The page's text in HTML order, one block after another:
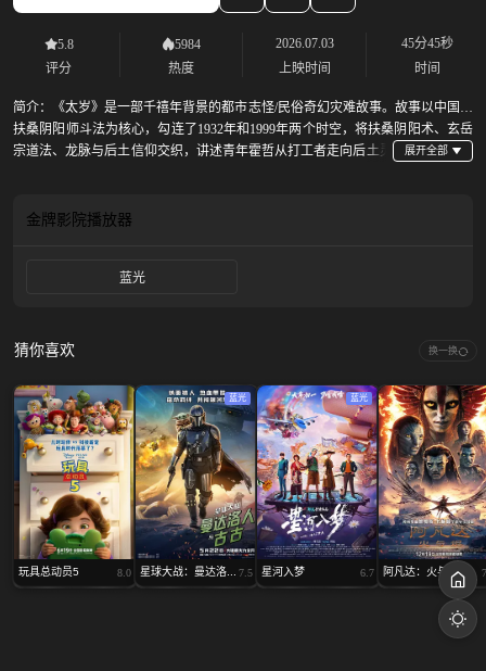
5.8
评分
5984
热度
2026.07.03
上映时间
45分45秒
时间
简介：
《太岁》是一部千禧年背景的都市志怪/民俗奇幻灾难故事。故事以中国和
扶桑阴阳师斗法为核心，勾连了1932年和1999年两个时空，将扶桑阴阳术、玄岳
宗道法、龙脉与后土信仰交织，讲述青年霍哲从打工者走向后土灵
触手如影随行。霍哲结识暗藏身手的维修工老李、丈夫莫名失联的孕妇苏珊，三
情。一段 1932 年的尘封往事，以及霍哲与生俱来的特殊宿命，正随血色灾难逐
金牌影院播放器
蓝光
猜你喜欢 换一换
玩具总动员5 8.0
蓝光
星球大战：曼达洛... 7.5
蓝光
星河入梦 6.7 阿凡达：火与烬